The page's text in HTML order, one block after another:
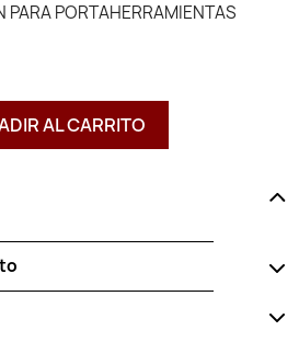
PARA PORTAHERRAMIENTAS
AL CARRITO